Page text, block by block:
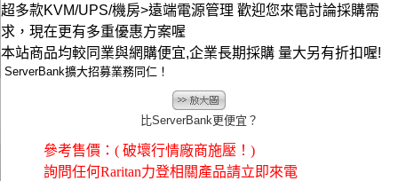
超多款KVM/UPS/機房>遠端電源管理 歡迎您來電討論採購需
求，現在更有多重優惠方案喔
本站商品均較同業與網購便宜,企業長期採購 量大另有折扣喔!
ServerBank擴大招募業務同仁！
比ServerBank更便宜？
參考售價：( 破壞行情廠商施壓！)
詢問任何Raritan力登相關產品請立即來電